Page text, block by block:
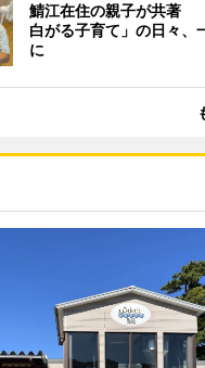
鯖江在住の親子が共著
白がる子育て」の日々、
に